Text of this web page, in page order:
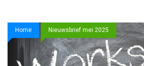
Home Nieuwsbrief mei 2025